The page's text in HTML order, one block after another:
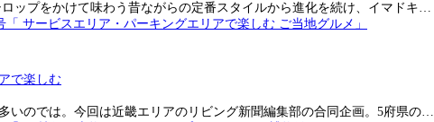
ップをかけて味わう昔ながらの定番スタイルから進化を続け、イマドキ…
で楽しむ
いのでは。今回は近畿エリアのリビング新聞編集部の合同企画。5府県の…